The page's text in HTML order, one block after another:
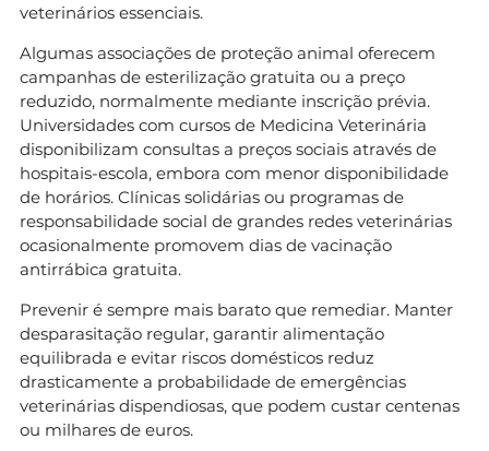
veterinários essenciais.
Algumas associações de proteção animal oferecem
campanhas de esterilização gratuita ou a preço
reduzido, normalmente mediante inscrição prévia.
Universidades com cursos de Medicina Veterinária
disponibilizam consultas a preços sociais através de
hospitais-escola, embora com menor disponibilidade
de horários. Clínicas solidárias ou programas de
responsabilidade social de grandes redes veterinárias
ocasionalmente promovem dias de vacinação
antirrábica gratuita.
Prevenir é sempre mais barato que remediar. Manter
desparasitação regular, garantir alimentação
equilibrada e evitar riscos domésticos reduz
drasticamente a probabilidade de emergências
veterinárias dispendiosas, que podem custar centenas
ou milhares de euros.